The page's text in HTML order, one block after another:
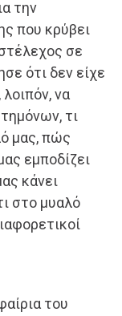
την
που κρύβει
σε
ότι δεν είχε
να
τι
μας, πώς
εμποδίζει
κάνει
στο μυαλό
του